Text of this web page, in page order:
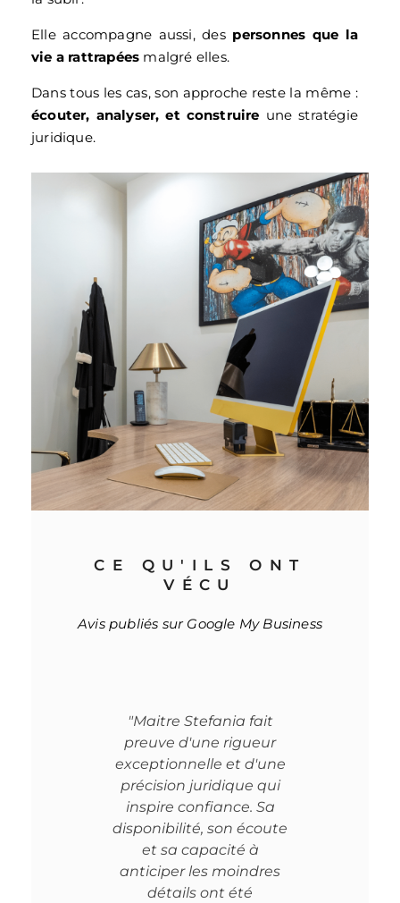
Elle accompagne aussi, des personnes que la
vie a rattrapées malgré elles.
Dans tous les cas, son approche reste la même :
écouter, analyser, et construire une stratégie
juridique.
CE QU'ILS ONT
VÉCU
Avis publiés sur Google My Business
"Maitre Stefania fait
preuve d'une rigueur
exceptionnelle et d'une
précision juridique qui
inspire confiance. Sa
disponibilité, son écoute
et sa capacité à
anticiper les moindres
détails ont été